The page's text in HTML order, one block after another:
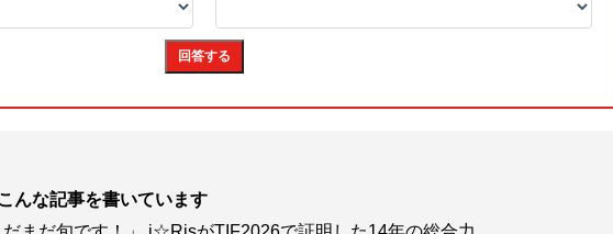
んな記事を書いています